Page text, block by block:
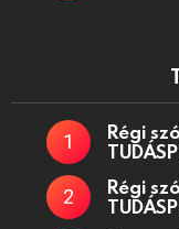
Régi
Régi